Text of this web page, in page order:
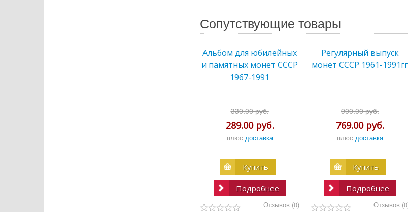
Сопутствующие товары
Альбом для юбилейных
и памятных монет СССР
1967-1991
330.00 руб.
289.00 руб.
плюс доставка
Купить
Подробнее
Отзывов (0)
Регулярный выпуск
монет СССР 1961-1991гг
900.00 руб.
769.00 руб.
плюс доставка
Купить
Подробнее
Отзывов